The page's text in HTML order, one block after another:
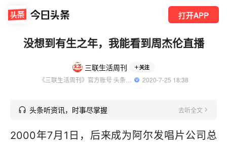
打开APP
没想到有生之年，我能看到周杰伦直播
三联生活周刊 关注
  2020-7-25 18:38
头条听资讯，时事尽掌握 去听全文
2000年7月1日，后来成为阿尔发唱片公司总